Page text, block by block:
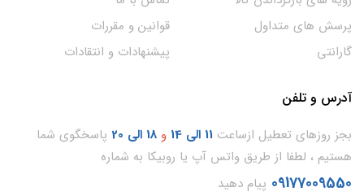
پرسش های متداول
گارانتی
قوانین و مقررات
پیشنهادات و انتقادات
آدرس و تلفن
بجز روزهای تعطیل ازساعت 11 الی 14 و 18 الی 20
پاسخگوی شما
هستیم ، لطفا از طریق واتس آپ یا روبیکا به شماره
09177009550 پیام دهید